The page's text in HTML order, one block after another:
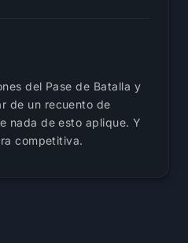
del Pase de Batalla y
de un recuento de
nada de esto aplique. Y
competitiva.